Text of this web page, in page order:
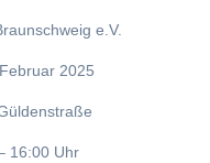
e.V.
2025
16:00 Uhr